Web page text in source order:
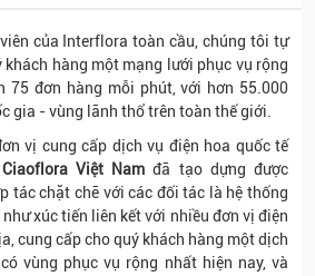
của Interflora toàn cầu, chúng tôi tự
khách hàng một mạng lưới phục vụ rộng
75 đơn hàng mỗi phút, với hơn 55.000
gia - vùng lãnh thổ trên toàn thế giới.
vị cung cấp dịch vụ điện hoa quốc tế
Ciaoflora Việt Nam đã tạo dựng được
tác chặt chẽ với các đối tác là hệ thống
xúc tiến liên kết với nhiều đơn vị điện
cung cấp cho quý khách hàng một dịch
vùng phục vụ rộng nhất hiện nay, và